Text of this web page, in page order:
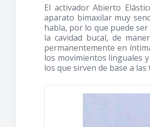
El activador Abierto
aparato bimaxilar muy
habla, por lo que puede
la cavidad bucal, de
permanentemente en
los movimientos linguales
los que sirven de base a